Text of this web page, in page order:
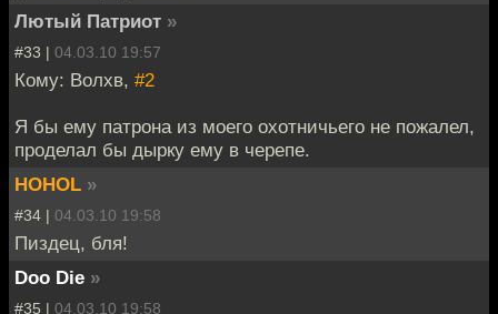
Лютый Патриот »
#33 | 04.03.10 19:57
Кому: Волхв, #2
Я бы ему патрона из моего охотничьего не пожалел,
проделал бы дырку ему в черепе.
HOHOL »
#34 | 04.03.10 19:58
Пиздец, бля!
Doo Die »
#35 | 04.03.10 19:58